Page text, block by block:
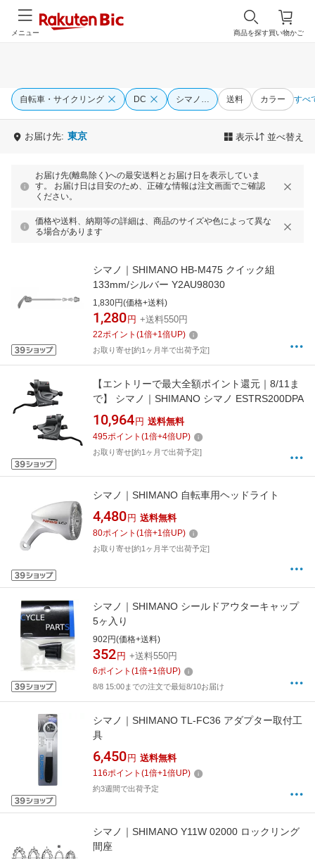
買い物かご
商品を探す
メニュー
自転車・サイクリング DC シマノ… 送料 カラー すべ
お届け先: 東京 表示 並べ替え
お届け先(離島除く)への最安送料とお届け日を表示していま
す。 お届け日は目安のため、正確な情報は注文画面でご確認
ください。
価格や送料、納期等の詳細は、商品のサイズや色によって異な
る場合があります
シマノ｜SHIMANO HB-M475 クイック組
133mm/シルバー Y2AU98030
1,830円(価格+送料)
1,280 円 +送料550円
22ポイント (1倍+1倍UP)
お取り寄せ[約1ヶ月半で出荷予定]
【エントリーで最大全額ポイント還元｜8/11ま
で】 シマノ｜SHIMANO シマノ ESTRS200DPA
10,964 円 送料無料
495ポイント (1倍+4倍UP)
お取り寄せ[約1ヶ月で出荷予定]
シマノ｜SHIMANO 自転車用ヘッドライト
4,480 円 送料無料
80ポイント (1倍+1倍UP)
お取り寄せ[約1ヶ月半で出荷予定]
シマノ｜SHIMANO シールドアウターキャップ
5ヶ入り
902円(価格+送料)
352 円 +送料550円
6ポイント (1倍+1倍UP)
8/8 15:00までの注文で最短8/10お届け
シマノ｜SHIMANO TL-FC36 アダプター取付工
具
6,450 円 送料無料
116ポイント (1倍+1倍UP)
約3週間で出荷予定
シマノ｜SHIMANO Y11W 02000 ロックリング
間座